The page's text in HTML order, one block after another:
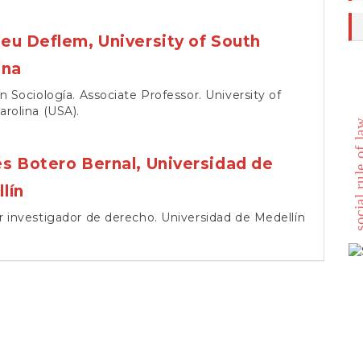
Deflem, University of South
Sociología. Associate Professor. University of
(USA).
Botero Bernal, Universidad de
investigador de derecho. Universidad de Medellín social